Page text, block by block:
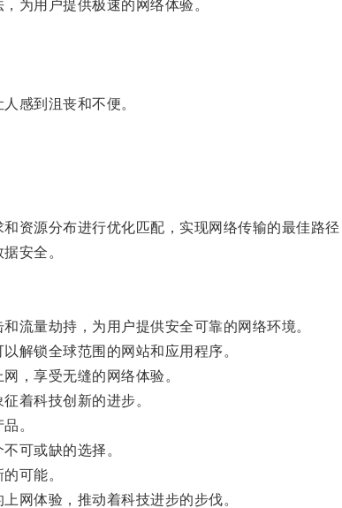
为用户提供极速的网络体验。
感到沮丧和不便。
源分布进行优化匹配，实现网络传输的最佳路径
安全。
量劫持，为用户提供安全可靠的网络环境。
锁全球范围的网站和应用程序。
，享受无缝的网络体验。
着科技创新的进步。
。
可或缺的选择。
可能。
体验，推动着科技进步的步伐。